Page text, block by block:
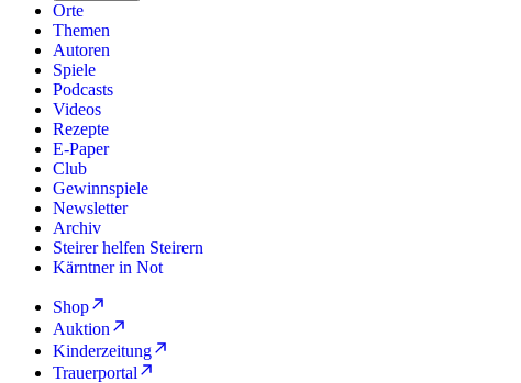
Orte
Themen
Autoren
Spiele
Podcasts
Videos
Rezepte
E-Paper
Club
Gewinnspiele
Newsletter
Archiv
Steirer helfen Steirern
Kärntner in Not
Shop
Auktion
Kinderzeitung
Trauerportal